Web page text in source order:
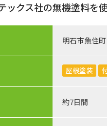
ックス社の無機塗料を
明石市魚住町
屋根塗装
約7日間